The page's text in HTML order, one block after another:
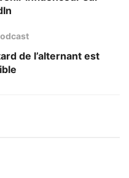
de l’alternant est